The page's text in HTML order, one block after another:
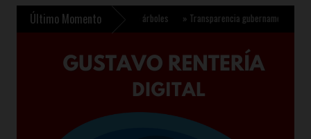
Último Momento
plantar 6.6 millones de árboles »Transparencia gubernamental se fortalece